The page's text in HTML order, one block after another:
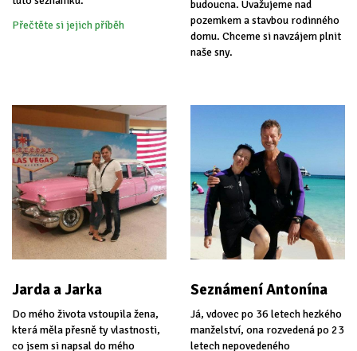
Přečtěte si jejich příběh
budoucna. Uvažujeme nad
pozemkem a stavbou rodinného
domu. Chceme si navzájem plnit
naše sny.
Jarda a Jarka
Do mého života vstoupila žena,
která měla přesně ty vlastnosti,
co jsem si napsal do mého
Seznámení Antonína
Já, vdovec po 36 letech hezkého
manželství, ona rozvedená po 23
letech nepovedeného